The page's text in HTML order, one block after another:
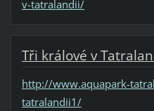
v-tatralandii/
Tři králové v
http://www.aquapark-
tatralandii1/